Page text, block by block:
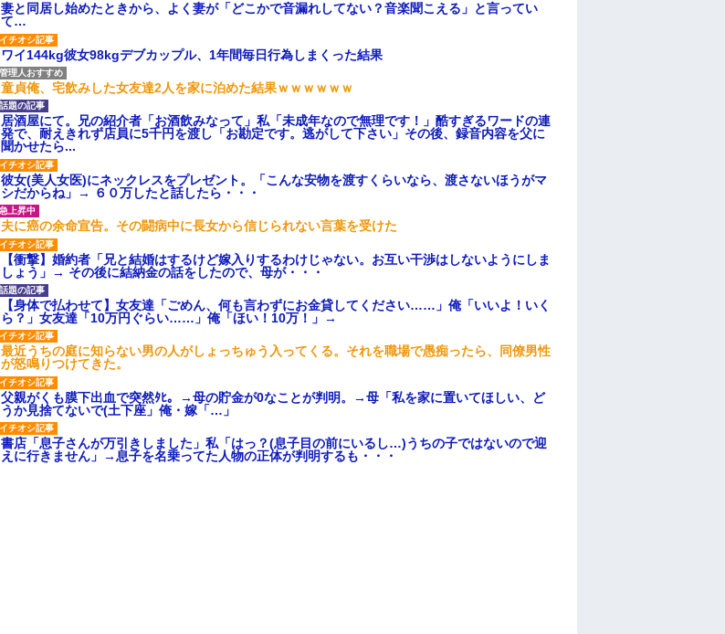
妻と同居し始めたときから、よく妻が「どこかで音漏れしてない？音楽聞こえる」と言ってい
て…
ワイ144kg彼女98kgデブカップル、1年間毎日行為しまくった結果
童貞俺、宅飲みした女友達2人を家に泊めた結果ｗｗｗｗｗｗ
居酒屋にて。兄の紹介者「お酒飲みなって」私「未成年なので無理です！」酷すぎるワードの連
発で、耐えきれず店員に5千円を渡し「お勘定です。逃がして下さい」その後、録音内容を父に
聞かせたら...
彼女(美人女医)にネックレスをプレゼント。「こんな安物を渡すくらいなら、渡さないほうがマ
シだからね」→ ６０万したと話したら・・・
夫に癌の余命宣告。その闘病中に長女から信じられない言葉を受けた
【衝撃】婚約者「兄と結婚はするけど嫁入りするわけじゃない。お互い干渉はしないようにしま
しょう」→ その後に結納金の話をしたので、母が・・・
【身体で払わせて】女友達「ごめん、何も言わずにお金貸してください……」俺「いいよ！いく
ら？」女友達「10万円ぐらい……」俺「ほい！10万！」→
最近うちの庭に知らない男の人がしょっちゅう入ってくる。それを職場で愚痴ったら、同僚男性
が怒鳴りつけてきた。
父親がくも膜下出血で突然ﾀﾋ。→母の貯金が0なことが判明。→母「私を家に置いてほしい、ど
うか見捨てないで(土下座」俺・嫁「…」
書店「息子さんが万引きしました」私「はっ？(息子目の前にいるし…)うちの子ではないので迎
えに行きません」→息子を名乗ってた人物の正体が判明するも・・・